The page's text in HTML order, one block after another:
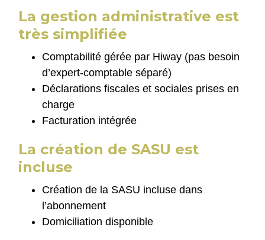
La gestion administrative est
très simplifiée
Comptabilité gérée par Hiway (pas besoin
d’expert-comptable séparé)
Déclarations fiscales et sociales prises en
charge
Facturation intégrée
La création de SASU est
incluse
Création de la SASU incluse dans
l’abonnement
Domiciliation disponible